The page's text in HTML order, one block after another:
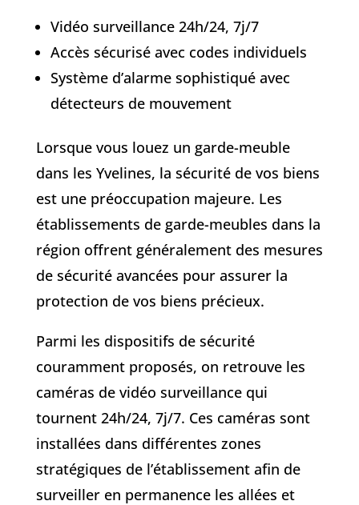
Vidéo surveillance 24h/24, 7j/7
Accès sécurisé avec codes individuels
Système d’alarme sophistiqué avec
détecteurs de mouvement
Lorsque vous louez un garde-meuble
dans les Yvelines, la sécurité de vos biens
est une préoccupation majeure. Les
établissements de garde-meubles dans la
région offrent généralement des mesures
de sécurité avancées pour assurer la
protection de vos biens précieux.
Parmi les dispositifs de sécurité
couramment proposés, on retrouve les
caméras de vidéo surveillance qui
tournent 24h/24, 7j/7. Ces caméras sont
installées dans différentes zones
stratégiques de l’établissement afin de
surveiller en permanence les allées et